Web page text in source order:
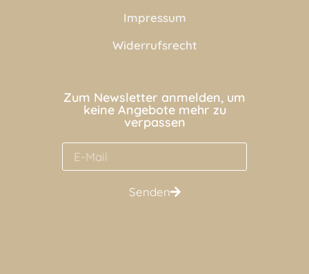
Impressum
Widerrufsrecht
Zum Newsletter anmelden, um
keine Angebote mehr zu
verpassen
Senden